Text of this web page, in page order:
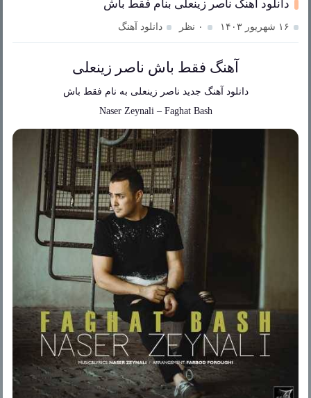
دانلود آهنگ ناصر زینعلی بنام فقط باش
۱۶ شهریور ۱۴۰۳ ۰ نظر دانلود آهنگ
آهنگ فقط باش ناصر زینعلی
دانلود آهنگ جدید ناصر زینعلی به نام فقط باش
Naser Zeynali – Faghat Bash